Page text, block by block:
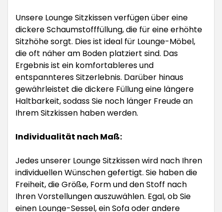
Unsere Lounge Sitzkissen verfügen über eine
dickere Schaumstofffüllung, die für eine erhöhte
Sitzhöhe sorgt. Dies ist ideal für Lounge-Möbel,
die oft näher am Boden platziert sind. Das
Ergebnis ist ein komfortableres und
entspannteres Sitzerlebnis. Darüber hinaus
gewährleistet die dickere Füllung eine längere
Haltbarkeit, sodass Sie noch länger Freude an
Ihrem Sitzkissen haben werden.
Individualität nach Maß:
Jedes unserer Lounge Sitzkissen wird nach Ihren
individuellen Wünschen gefertigt. Sie haben die
Freiheit, die Größe, Form und den Stoff nach
Ihren Vorstellungen auszuwählen. Egal, ob Sie
einen Lounge-Sessel, ein Sofa oder andere